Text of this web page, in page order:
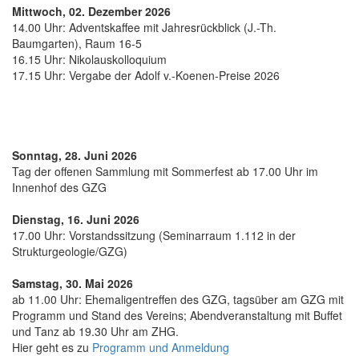
Mittwoch, 02. Dezember 2026
14.00 Uhr: Adventskaffee mit Jahresrückblick (J.-Th.
Baumgarten), Raum 16-5
16.15 Uhr: Nikolauskolloquium
17.15 Uhr: Vergabe der Adolf v.-Koenen-Preise 2026
Sonntag, 28. Juni 2026
Tag der offenen Sammlung mit Sommerfest ab 17.00 Uhr im
Innenhof des GZG
Dienstag, 16. Juni 2026
17.00 Uhr: Vorstandssitzung (Seminarraum 1.112 in der
Strukturgeologie/GZG)
Samstag, 30. Mai 2026
ab 11.00 Uhr: Ehemaligentreffen des GZG, tagsüber am GZG mit
Programm und Stand des Vereins; Abendveranstaltung mit Buffet
und Tanz ab 19.30 Uhr am ZHG.
Hier geht es zu Programm und Anmeldung